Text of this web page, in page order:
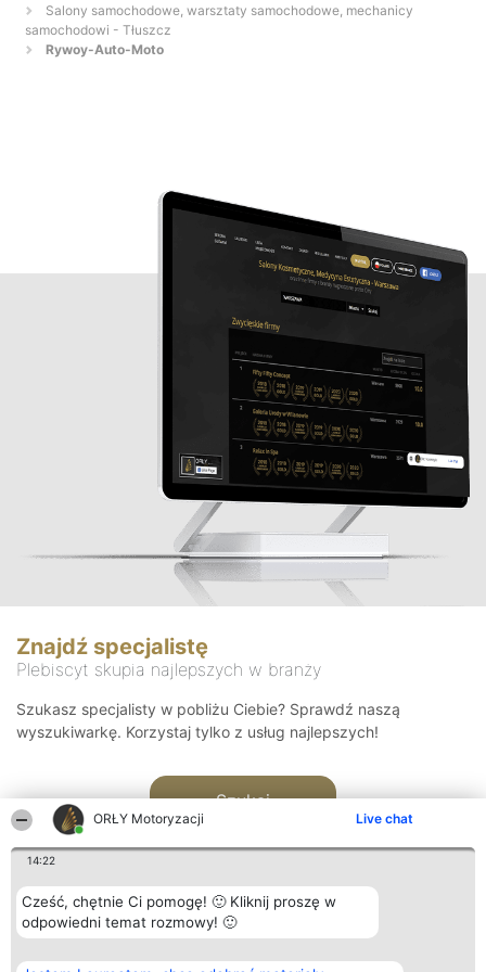
ORŁY Motoryzacji Live chat
14:22
Cześć, chętnie Ci pomogę! 🙂 Kliknij proszę w
odpowiedni temat rozmowy! 🙂
Salony samochodowe, warsztaty samochodowe, mechanicy
samochodowi - Tłuszcz
Rywoy-Auto-Moto
Znajdź specjalistę
Plebiscyt skupia najlepszych w branży
Szukasz specjalisty w pobliżu Ciebie? Sprawdź naszą
wyszukiwarkę. Korzystaj tylko z usług najlepszych!
Szukaj
Organizator plebiscytu Plebiscyt Kontakt